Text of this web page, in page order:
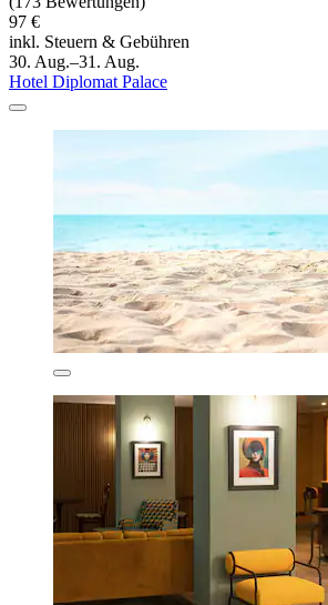
97 €
inkl. Steuern & Gebühren
30. Aug.–31. Aug.
Hotel Diplomat Palace